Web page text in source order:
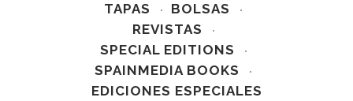
TAPAS
BOLSAS
REVISTAS
SPECIAL EDITIONS
SPAINMEDIA BOOKS
EDICIONES ESPECIALES